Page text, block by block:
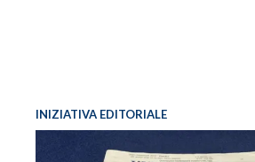
INIZIATIVA EDITORIALE